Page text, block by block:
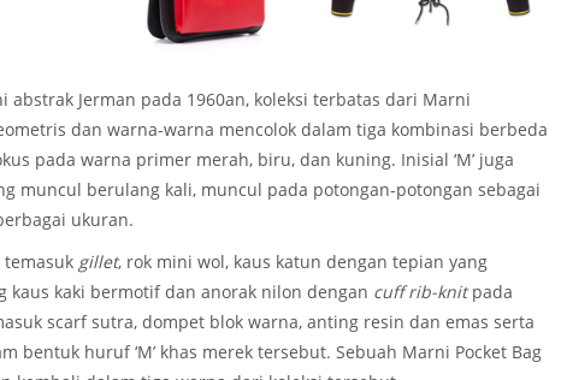
abstrak Jerman pada 1960an, koleksi terbatas dari Marni
dan warna-warna mencolok dalam tiga kombinasi berbeda
pada warna primer merah, biru, dan kuning. Inisial ‘M’ juga
muncul berulang kali, muncul pada potongan-potongan sebagai
ukuran.
gillet, rok mini wol, kaus katun dengan tepian yang
kaus kaki bermotif dan anorak nilon dengan cuff rib-knitpada
scarf sutra, dompet blok warna, anting resin dan emas serta
bentuk huruf ‘M’ khas merek tersebut. Sebuah Marni Pocket Bag